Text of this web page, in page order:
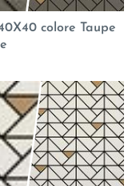
colore Taupe